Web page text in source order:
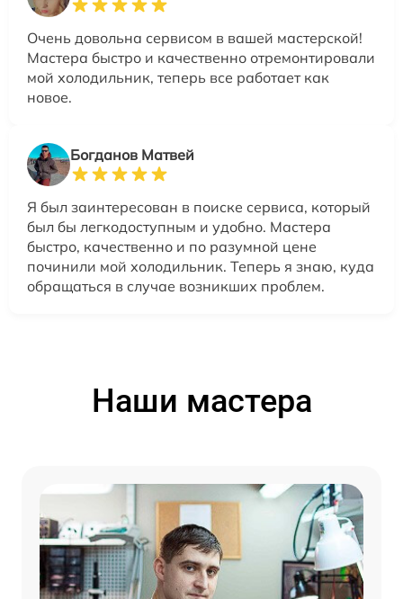
Очень довольна сервисом в вашей мастерской!
Мастера быстро и качественно отремонтировали
мой холодильник, теперь все работает как
новое.
Богданов Матвей
Я был заинтересован в поиске сервиса, который
был бы легкодоступным и удобно. Мастера
быстро, качественно и по разумной цене
починили мой холодильник. Теперь я знаю, куда
обращаться в случае возникших проблем.
Наши мастера